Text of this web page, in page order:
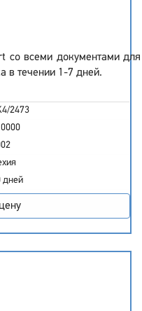
со всеми документами для
в течении 1-7 дней.
2473
дней